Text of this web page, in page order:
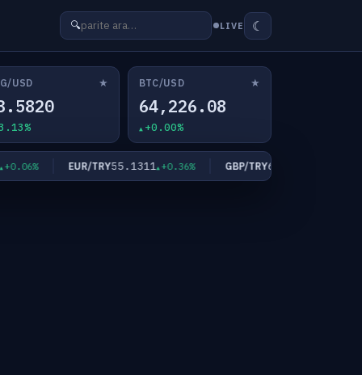
🔍 LIVE ☾
USD ★ BTC/USD ★
64,226.08
+0.00%
EUR/TRY55.1311 +0.36% GBP/TRY64.3543